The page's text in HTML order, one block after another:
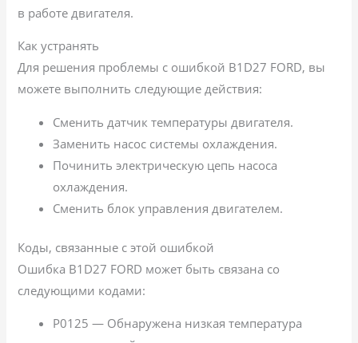
в работе двигателя.
Как устранять
Для решения проблемы с ошибкой B1D27 FORD, вы
можете выполнить следующие действия:
Сменить датчик температуры двигателя.
Заменить насос системы охлаждения.
Починить электрическую цепь насоса
охлаждения.
Сменить блок управления двигателем.
Коды, связанные с этой ошибкой
Ошибка B1D27 FORD может быть связана со
следующими кодами:
P0125 — Обнаружена низкая температура